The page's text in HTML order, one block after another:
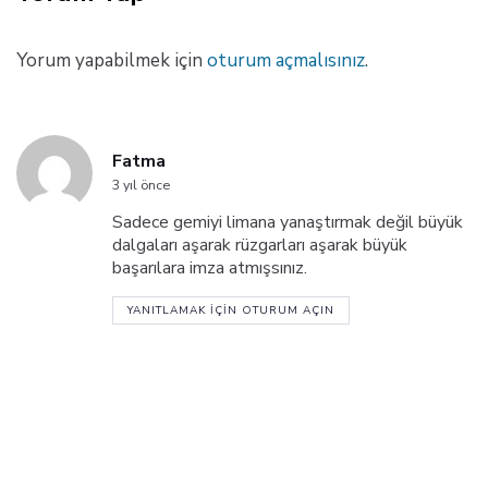
M
k
Yorum yapabilmek için oturum açmalısınız.
Fatma
3 yıl önce
Sadece gemiyi limana yanaştırmak değil büyük
dalgaları aşarak rüzgarları aşarak büyük
başarılara imza atmışsınız.
YANITLAMAK IÇIN OTURUM AÇIN